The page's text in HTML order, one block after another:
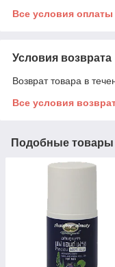
Все условия оплаты
Условия возврата
Возврат товара в
Все условия
Подобные товары